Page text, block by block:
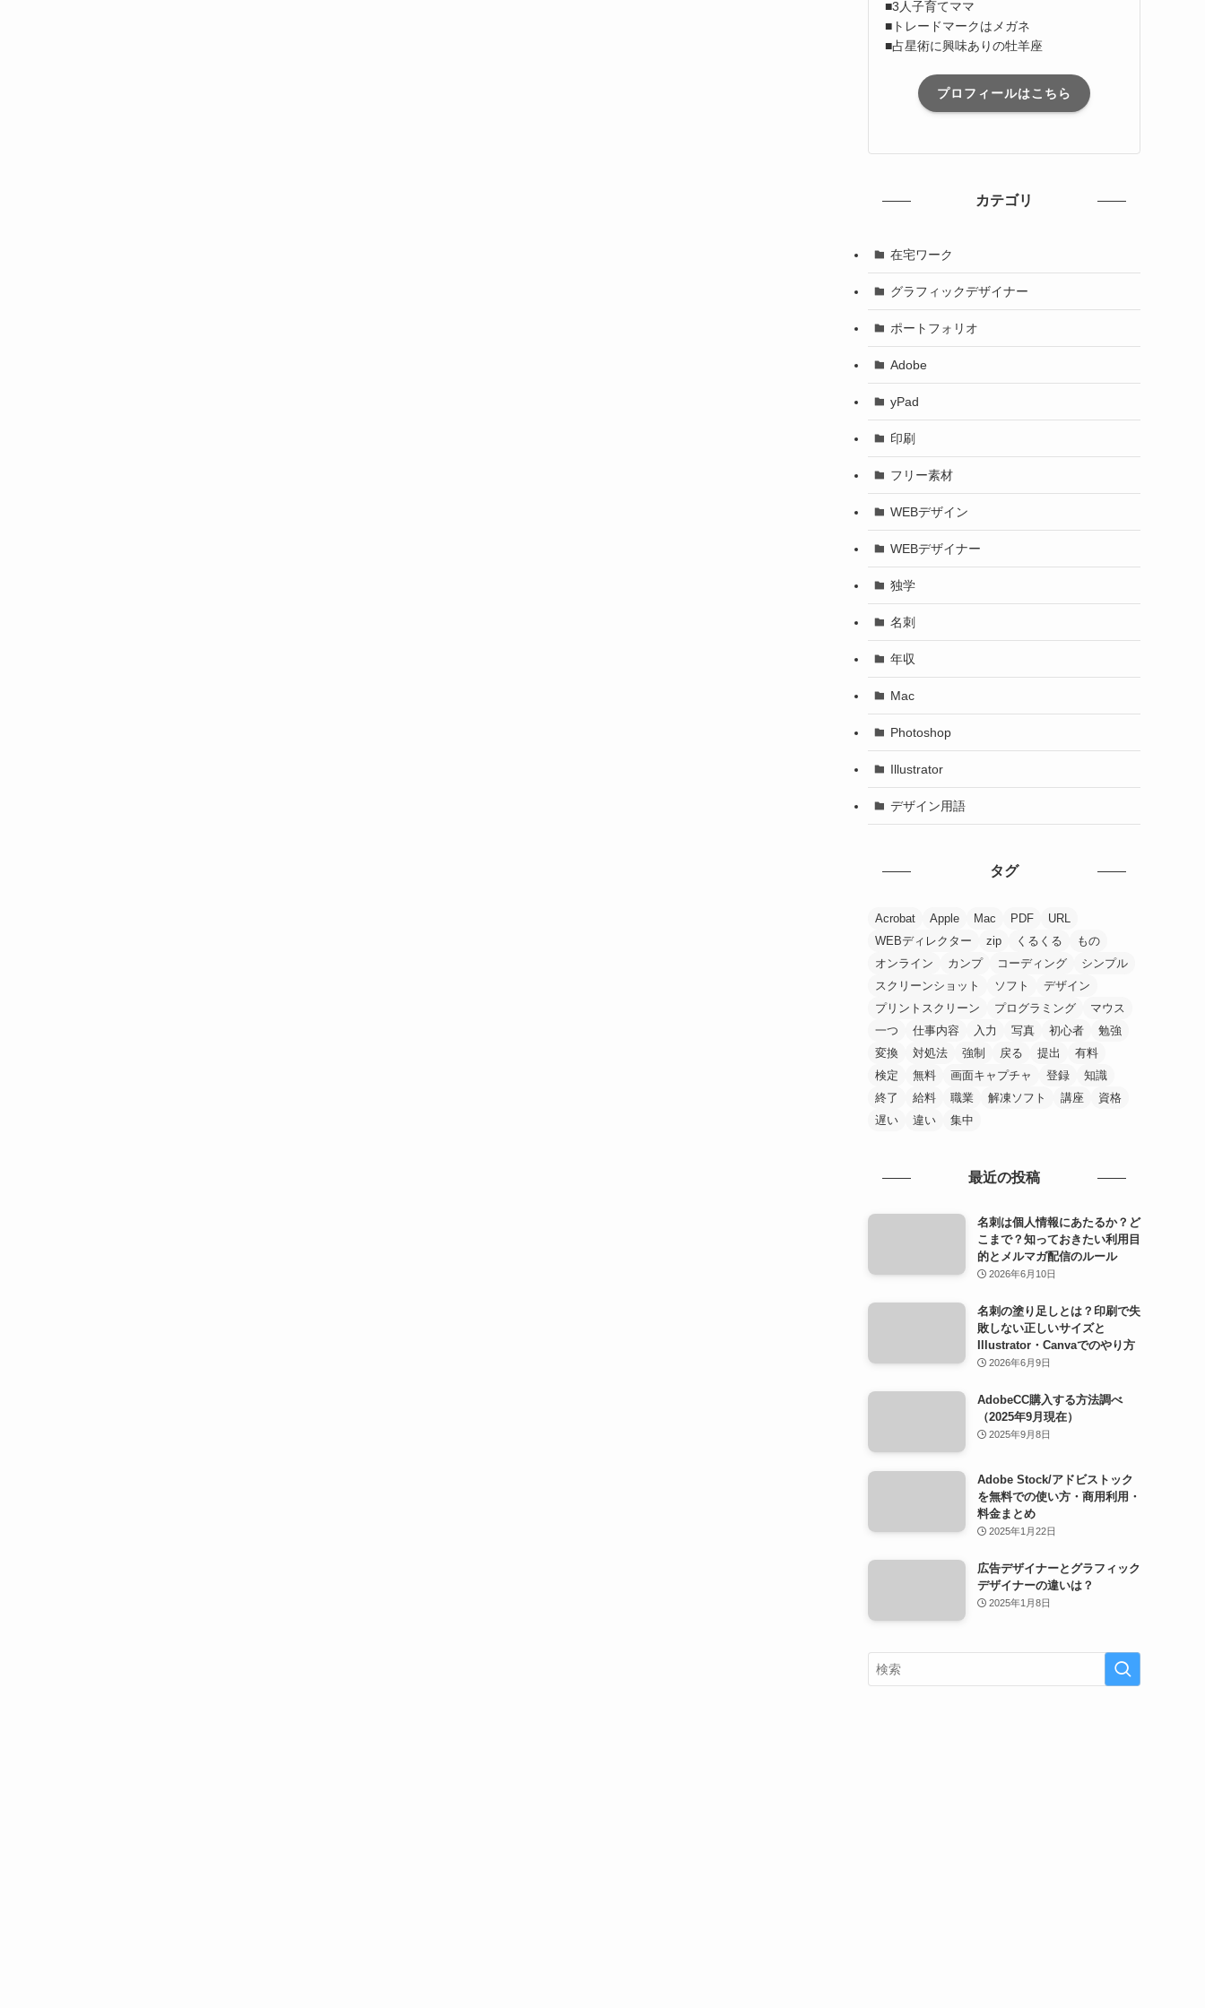
■3人子育てママ
■トレードマークはメガネ
■占星術に興味ありの牡羊座
プロフィールはこちら
カテゴリ
在宅ワーク
グラフィックデザイナー
ポートフォリオ
Adobe
yPad
印刷
フリー素材
WEBデザイン
WEBデザイナー
独学
名刺
年収
Mac
Photoshop
Illustrator
デザイン用語
タグ
Acrobat Apple Mac PDF
URL
WEBディレクター
zip くるくる
もの
オンライン
カンプ コーディング
シンプル
スクリーンショット
ソフト
デザイン
プリントスクリーン
プログラミング
マウス
一つ
仕事内容 入力 写真 初心者
勉強
変換
対処法 強制 戻る 提出
有料
検定
無料 画面キャプチャ 登録
知識
終了
給料 職業 解凍ソフト 講座
資格
遅い
違い 集中
最近の投稿
名刺は個人情報にあたるか？ど
こまで？知っておきたい利用目
的とメルマガ配信のルール
2026年6月10日
名刺の塗り足しとは？印刷で失
敗しない正しいサイズと
Illustrator・Canvaでのやり方
2026年6月9日
AdobeCC購入する方法調べ
（2025年9月現在）
2025年9月8日
Adobe Stock/アドビストック
を無料での使い方・商用利用・
料金まとめ
2025年1月22日
広告デザイナーとグラフィック
デザイナーの違いは？
2025年1月8日